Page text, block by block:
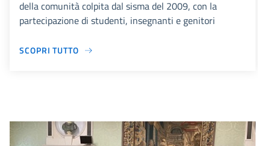
della comunità colpita dal sisma del 2009, con la
partecipazione di studenti, insegnanti e genitori
SCOPRI TUTTO